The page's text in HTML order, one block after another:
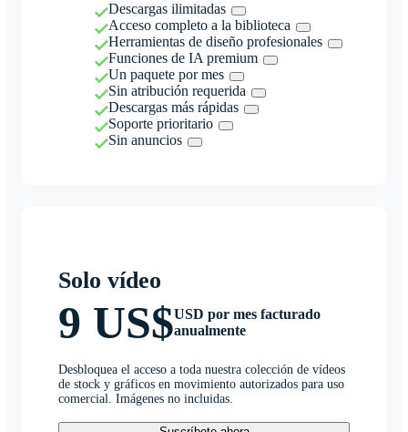
Descargas ilimitadas
Acceso completo a la biblioteca
Herramientas de diseño profesionales
Funciones de IA premium
Un paquete por mes
Sin atribución requerida
Descargas más rápidas
Soporte prioritario
Sin anuncios
Solo vídeo
9 US$USD por mes facturado
anualmente
Desbloquea el acceso a toda nuestra colección de vídeos
de stock y gráficos en movimiento autorizados para uso
comercial. Imágenes no incluidas.